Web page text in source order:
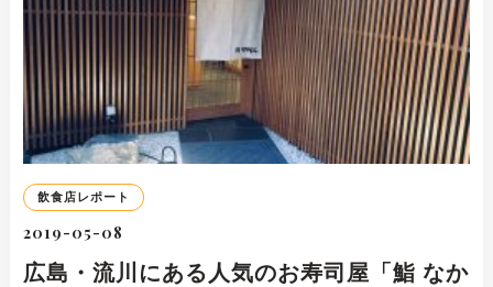
飲食店レポート
2019-05-08
広島・流川にある人気のお寿司屋「鮨 なか